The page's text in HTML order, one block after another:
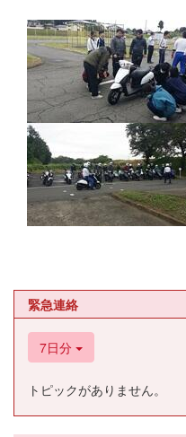
緊急連絡
7日分
トピックがありません。